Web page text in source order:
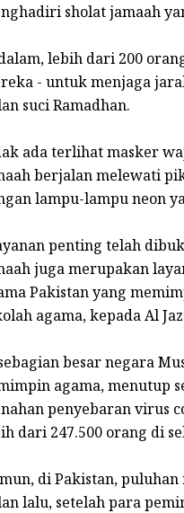
sholat jamaah
lebih dari 200
- untuk menjaga
suci Ramadhan.
ada terlihat masker
berjalan melewati
lampu-lampu neon
penting telah
juga merupakan
Pakistan yang
agama, kepada Al
besar negara
agama, menutup
penyebaran virus
dari 247.500 orang di
di Pakistan,
lalu, setelah para